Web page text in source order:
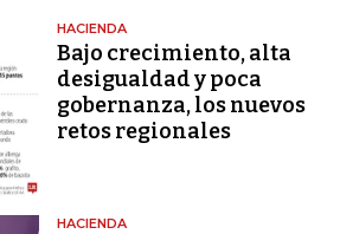
HACIENDA
Bajo crecimiento, alta
desigualdad y poca
gobernanza, los nuevos
retos regionales
HACIENDA